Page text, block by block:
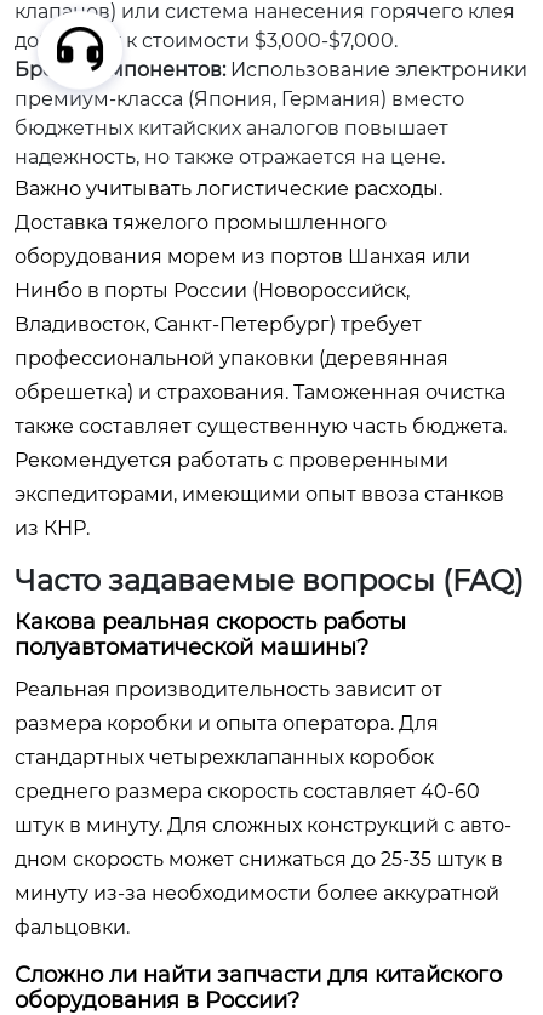
клапанов) или система нанесения горячего клея
добавляет к стоимости $3,000-$7,000.
Бренд компонентов:Использование электроники
премиум-класса (Япония, Германия) вместо
бюджетных китайских аналогов повышает
надежность, но также отражается на цене.
Важно учитывать логистические расходы.
Доставка тяжелого промышленного
оборудования морем из портов Шанхая или
Нинбо в порты России (Новороссийск,
Владивосток, Санкт-Петербург) требует
профессиональной упаковки (деревянная
обрешетка) и страхования. Таможенная очистка
также составляет существенную часть бюджета.
Рекомендуется работать с проверенными
экспедиторами, имеющими опыт ввоза станков
из КНР.
Часто задаваемые вопросы (FAQ)
Какова реальная скорость работы
полуавтоматической машины?
Реальная производительность зависит от
размера коробки и опыта оператора. Для
стандартных четырехклапанных коробок
среднего размера скорость составляет 40-60
штук в минуту. Для сложных конструкций с авто-
дном скорость может снижаться до 25-35 штук в
минуту из-за необходимости более аккуратной
фальцовки.
Сложно ли найти запчасти для китайского
оборудования в России?